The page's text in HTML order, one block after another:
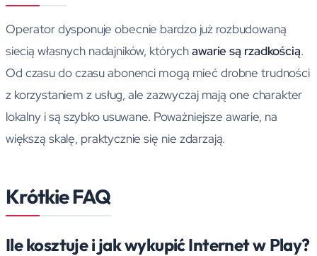
Operator dysponuje obecnie bardzo już rozbudowaną
siecią własnych nadajników, którychawarie są rzadkością.
Od czasu do czasu abonenci mogą mieć drobne trudności
z korzystaniem z usług, ale zazwyczaj mają one charakter
lokalny i są szybko usuwane. Poważniejsze awarie, na
większą skalę, praktycznie się nie zdarzają.
Krótkie FAQ
Ile kosztuje i jak wykupić Internet w Play?